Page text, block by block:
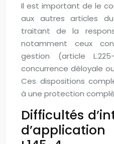
Il est important de le
aux autres articles
traitant de la
notamment ceux
gestion (article
concurrence déloyale
Ces dispositions
à une protection
Difficultés